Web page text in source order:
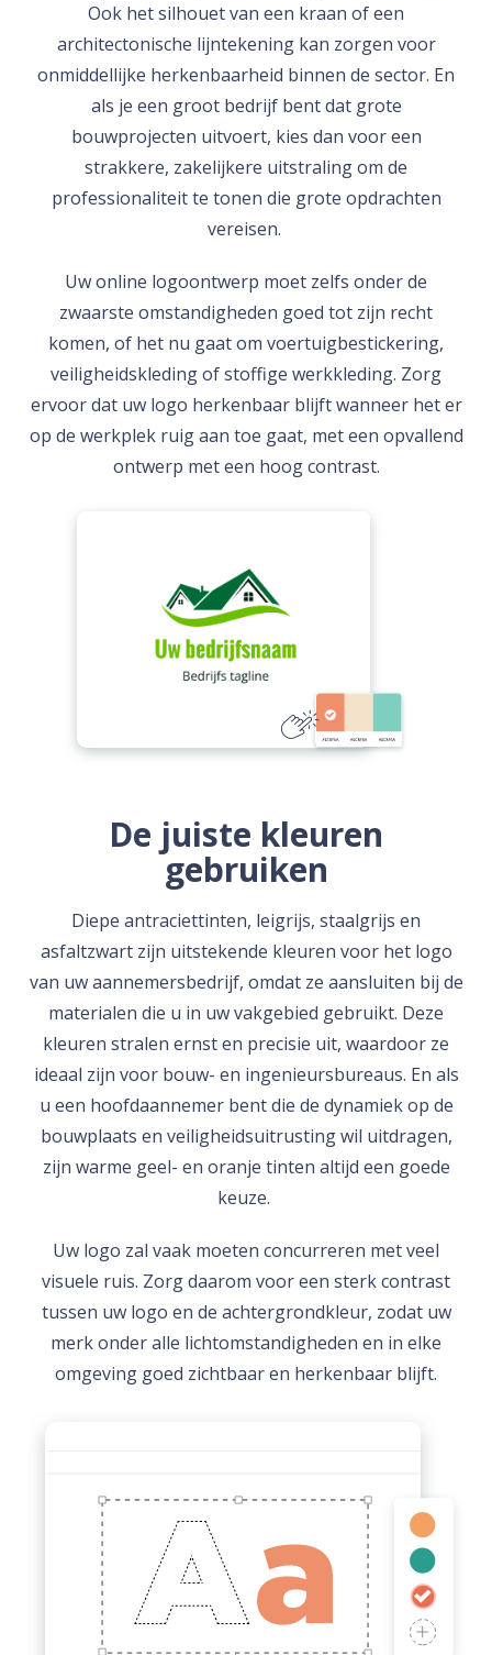
Ook het silhouet van een kraan of een
architectonische lijntekening kan zorgen voor
onmiddellijke herkenbaarheid binnen de sector. En
als je een groot bedrijf bent dat grote
bouwprojecten uitvoert, kies dan voor een
strakkere, zakelijkere uitstraling om de
professionaliteit te tonen die grote opdrachten
vereisen.
Uw online logoontwerp moet zelfs onder de
zwaarste omstandigheden goed tot zijn recht
komen, of het nu gaat om voertuigbestickering,
veiligheidskleding of stoffige werkkleding. Zorg
ervoor dat uw logo herkenbaar blijft wanneer het er
op de werkplek ruig aan toe gaat, met een opvallend
ontwerp met een hoog contrast.
De juiste kleuren
gebruiken
Diepe antraciettinten, leigrijs, staalgrijs en
asfaltzwart zijn uitstekende kleuren voor het logo
van uw aannemersbedrijf, omdat ze aansluiten bij de
materialen die u in uw vakgebied gebruikt. Deze
kleuren stralen ernst en precisie uit, waardoor ze
ideaal zijn voor bouw- en ingenieursbureaus. En als
u een hoofdaannemer bent die de dynamiek op de
bouwplaats en veiligheidsuitrusting wil uitdragen,
zijn warme geel- en oranje tinten altijd een goede
keuze.
Uw logo zal vaak moeten concurreren met veel
visuele ruis. Zorg daarom voor een sterk contrast
tussen uw logo en de achtergrondkleur, zodat uw
merk onder alle lichtomstandigheden en in elke
omgeving goed zichtbaar en herkenbaar blijft.